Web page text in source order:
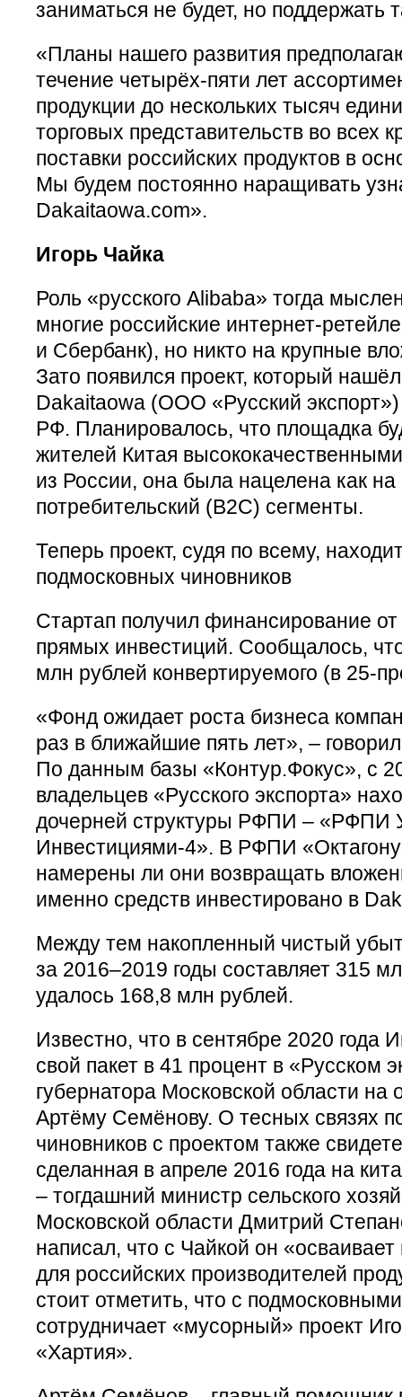
заниматься не будет, но поддержать
«Планы нашего развития
течение четырёх-пяти лет
продукции до нескольких тысяч
торговых представительств во всех
поставки российских продуктов в
Мы будем постоянно наращивать
Dakaitaowa.com».
Игорь Чайка
Роль «русского Alibaba» тогда
многие российские интернет-
и Сбербанк), но никто на крупные
Зато появился проект, который
Dakaitaowa (ООО «Русский
РФ. Планировалось, что площадка
жителей Китая
из России, она была нацелена как на
потребительский (B2C) сегменты.
Теперь проект, судя по всему,
подмосковных чиновников
Стартап получил финансирование
прямых инвестиций. Сообщалось,
млн рублей конвертируемого (в 25-
«Фонд ожидает роста бизнеса
раз в ближайшие пять лет», –
По данным базы «Контур.Фокус», с
владельцев «Русского экспорта»
дочерней структуры РФПИ – «РФПИ
Инвестициями-4». В РФПИ
намерены ли они возвращать
именно средств инвестировано в
Между тем накопленный чистый
за 2016–2019 годы составляет 315
удалось 168,8 млн рублей.
Известно, что в сентябре 2020 года
свой пакет в 41 процент в «Русском
губернатора Московской области
Артёму Семёнову. О тесных связях
чиновников с проектом также
сделанная в апреле 2016 года на
– тогдашний министр сельского
Московской области Дмитрий
написал, что с Чайкой он
для российских производителей
стоит отметить, что с
сотрудничает «мусорный» проект
«Хартия».